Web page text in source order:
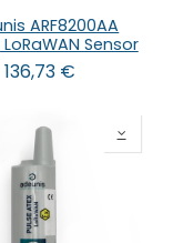
ARF8200AA
Sensor
136,73 €